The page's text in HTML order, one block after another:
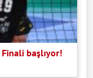
başlıyor!